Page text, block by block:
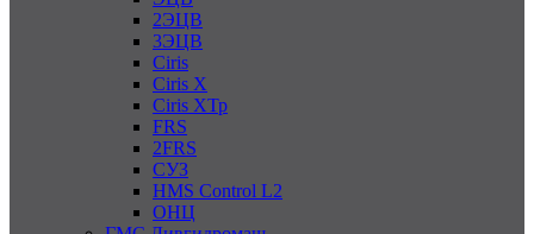
2ЭЦВ
3ЭЦВ
Ciris
Ciris X
Ciris ХТр
FRS
2FRS
СУЗ
HMS Control L2
ОНЦ